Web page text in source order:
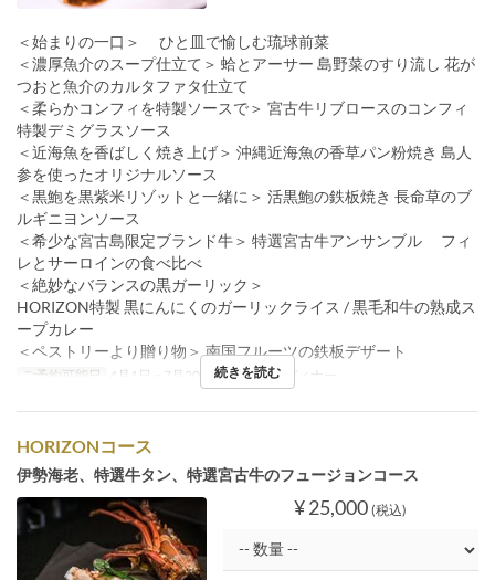
＜始まりの一口＞ ひと皿で愉しむ琉球前菜
＜濃厚魚介のスープ仕立て＞ 蛤とアーサー 島野菜のすり流し 花が
つおと魚介のカルタファタ仕立て
＜柔らかコンフィを特製ソースで＞ 宮古牛リブロースのコンフィ
特製デミグラスソース
＜近海魚を香ばしく焼き上げ＞ 沖縄近海魚の香草パン粉焼き 島人
参を使ったオリジナルソース
＜黒鮑を黒紫米リゾットと一緒に＞ 活黒鮑の鉄板焼き 長命草のブ
ルギニヨンソース
＜希少な宮古島限定ブランド牛＞ 特選宮古牛アンサンブル フィ
レとサーロインの食べ比べ
＜絶妙なバランスの黒ガーリック＞
HORIZON特製 黒にんにくのガーリックライス / 黒毛和牛の熟成ス
ープカレー
＜ペストリーより贈り物＞ 南国フルーツの鉄板デザート
ご予約可能日 4月1日 ~ 7月20日 食事時間
続きを読む
HORIZONコース
伊勢海老、特選牛タン、特選宮古牛のフュージョンコース
¥ 25,000 (税込)